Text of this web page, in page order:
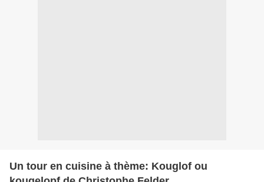
Un tour en cuisine à thème: Kouglof ou